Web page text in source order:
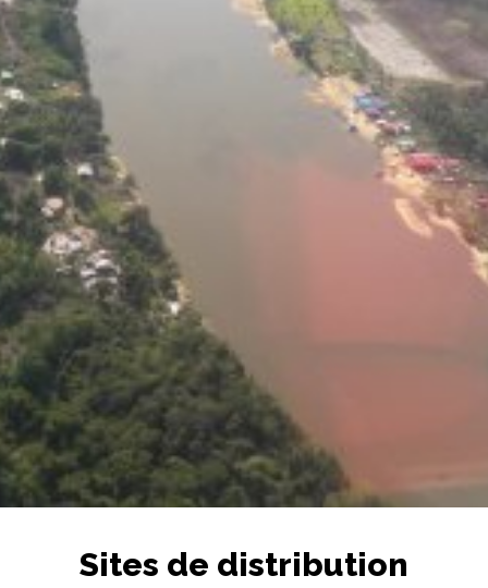
Sites de distribution